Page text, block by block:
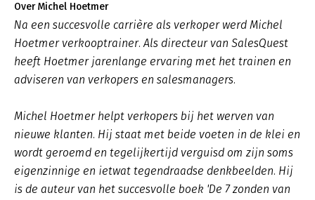
Over Michel Hoetmer
Na een succesvolle carrière als verkoper werd Michel
Hoetmer verkooptrainer. Als directeur van SalesQuest
heeft Hoetmer jarenlange ervaring met het trainen en
adviseren van verkopers en salesmanagers.
Michel Hoetmer helpt verkopers bij het werven van
nieuwe klanten. Hij staat met beide voeten in de klei en
wordt geroemd en tegelijkertijd verguisd om zijn soms
eigenzinnige en ietwat tegendraadse denkbeelden. Hij
is de auteur van het succesvolle boek 'De 7 zonden van